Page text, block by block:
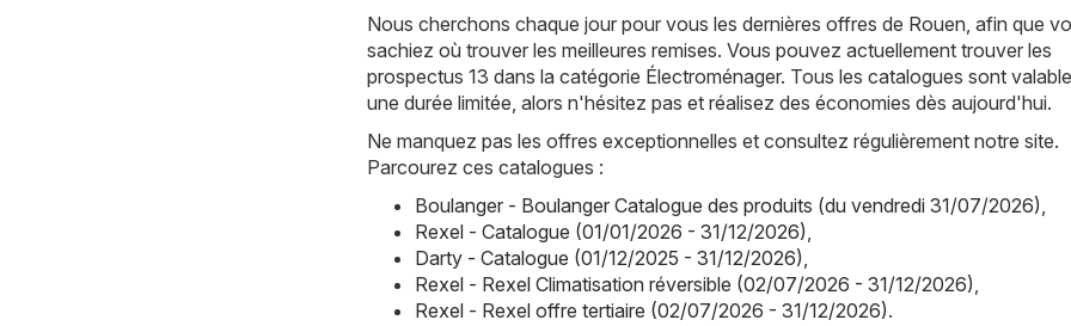
Nous cherchons chaque jour pour vous les dernières offres de Rouen, afin que
sachiez où trouver les meilleures remises. Vous pouvez actuellement trouver les
prospectus 13 dans la catégorie Électroménager. Tous les catalogues sont
une durée limitée, alors n'hésitez pas et réalisez des économies dès aujourd'hui.
Ne manquez pas les offres exceptionnelles et consultez régulièrement notre site.
Parcourez ces catalogues :
Boulanger - Boulanger Catalogue des produits (du vendredi 31/07/2026),
Rexel - Catalogue (01/01/2026 - 31/12/2026),
Darty - Catalogue (01/12/2025 - 31/12/2026),
Rexel - Rexel Climatisation réversible (02/07/2026 - 31/12/2026),
Rexel - Rexel offre tertiaire (02/07/2026 - 31/12/2026).